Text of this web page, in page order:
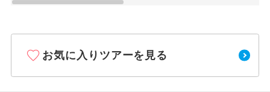
お気に入りツアーを見る